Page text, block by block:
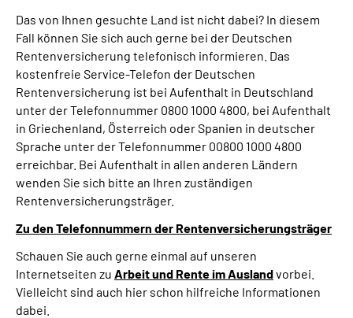
Das von Ihnen gesuchte Land ist nicht dabei? In diesem
Fall können Sie sich auch gerne bei der Deutschen
Rentenversicherung telefonisch informieren. Das
kostenfreie Service-Telefon der Deutschen
Rentenversicherung ist bei Aufenthalt in Deutschland
unter der Telefonnummer 0800 1000 4800, bei Aufenthalt
in Griechenland, Österreich oder Spanien in deutscher
Sprache unter der Telefonnummer 00800 1000 4800
erreichbar. Bei Aufenthalt in allen anderen Ländern
wenden Sie sich bitte an Ihren zuständigen
Rentenversicherungsträger.
Zu den Telefonnummern der Rentenversicherungsträger
Schauen Sie auch gerne einmal auf unseren
Internetseiten zu Arbeit und Rente im Auslandvorbei.
Vielleicht sind auch hier schon hilfreiche Informationen
dabei.